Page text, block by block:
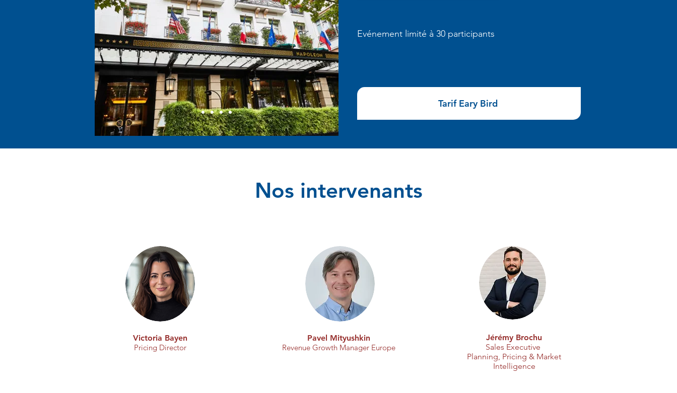
Evénement limité à 30 participants
Tarif Eary Bird
Nos intervenants
Victoria Bayen
Pricing Director
Pavel Mityushkin
Revenue Growth Manager Europe
Jérémy Brochu
Sales Executive
Planning, Pricing & Market
Intelligence